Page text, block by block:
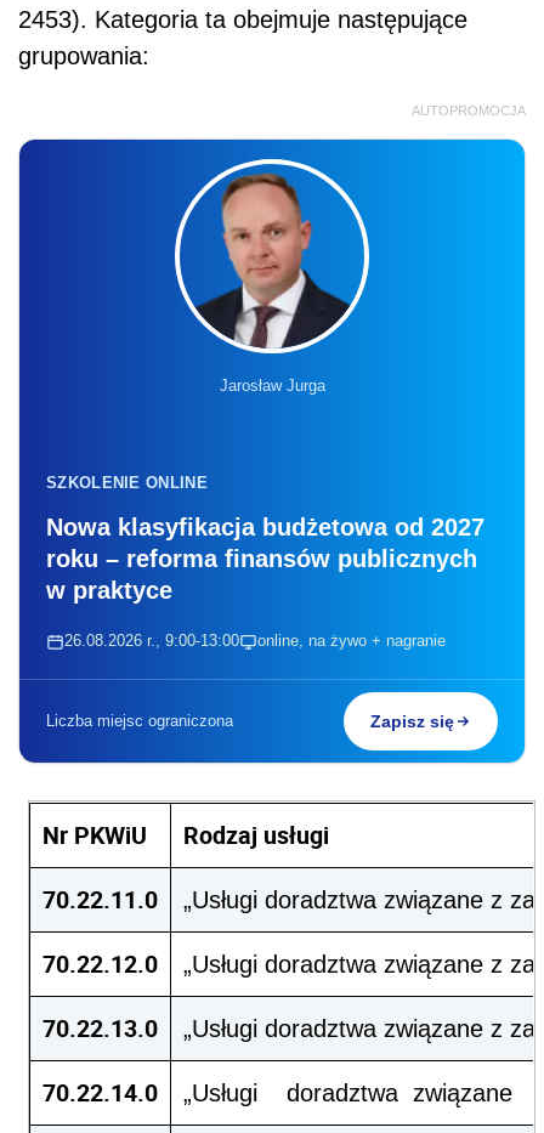
2453). Kategoria ta obejmuje następujące
grupowania:
AUTOPROMOCJA
Jarosław Jurga
SZKOLENIE ONLINE
Nowa klasyfikacja budżetowa od 2027
roku – reforma finansów publicznych
w praktyce
26.08.2026 r., 9:00-13:00 online, na żywo + nagranie
Liczba miejsc ograniczona Zapisz się
Nr PKWiU
Rodzaj usługi
70.22.11.0
„Usługi doradztwa związane z
70.22.12.0 „Usługi doradztwa związane z
70.22.13.0 „Usługi doradztwa związane z
70.22.14.0 „Usługi doradztwa